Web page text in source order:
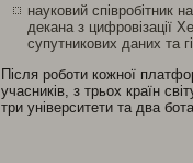
науковий співробітник
декана з цифровізації
супутникових даних та
Після роботи кожної
учасників, з трьох країн
три університети та два